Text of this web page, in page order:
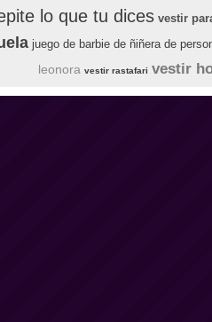
lo que tu dices vestir
juego de barbie de ñiñera de
leonora vestir rastafari vestir